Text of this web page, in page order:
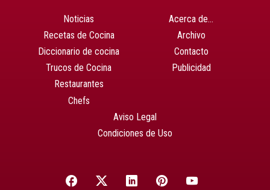
Noticias
Recetas de Cocina
Diccionario de cocina
Trucos de Cocina
Restaurantes
Chefs
Acerca de…
Archivo
Contacto
Publicidad
Aviso Legal
Condiciones de Uso